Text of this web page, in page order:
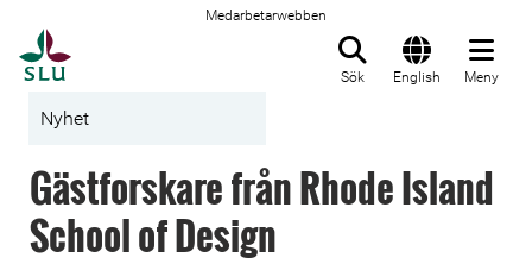
Medarbetarwebben
Sök English Meny
Nyhet
Gästforskare från Rhode Island
School of Design